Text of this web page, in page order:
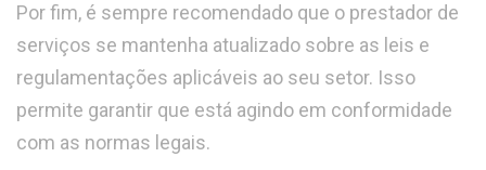
Por fim, é sempre recomendado que o prestador de
serviços se mantenha atualizado sobre as leis e
regulamentações aplicáveis ao seu setor. Isso
permite garantir que está agindo em conformidade
com as normas legais.